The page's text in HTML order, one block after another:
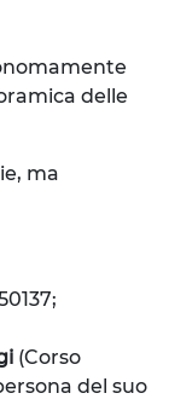
delle
ma
(Corso
del suo